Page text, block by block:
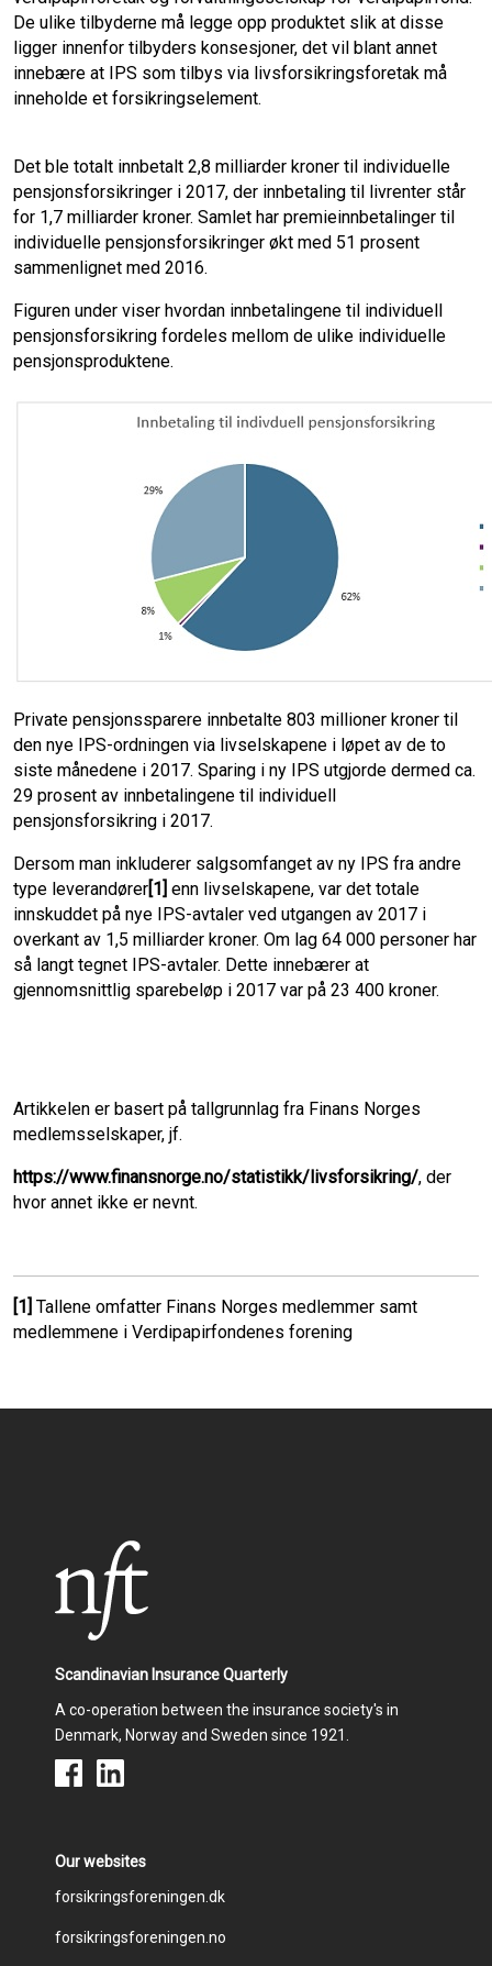
De ulike tilbyderne må legge opp produktet slik at disse
ligger innenfor tilbyders konsesjoner, det vil blant annet
innebære at IPS som tilbys via livsforsikringsforetak må
inneholde et forsikringselement.
Det ble totalt innbetalt 2,8 milliarder kroner til individuelle
pensjonsforsikringer i 2017, der innbetaling til livrenter står
for 1,7 milliarder kroner. Samlet har premieinnbetalinger til
individuelle pensjonsforsikringer økt med 51 prosent
sammenlignet med 2016.
Figuren under viser hvordan innbetalingene til individuell
pensjonsforsikring fordeles mellom de ulike individuelle
pensjonsproduktene.
Private pensjonssparere innbetalte 803 millioner kroner til
den nye IPS-ordningen via livselskapene i løpet av de to
siste månedene i 2017. Sparing i ny IPS utgjorde dermed ca.
29 prosent av innbetalingene til individuell
pensjonsforsikring i 2017.
Dersom man inkluderer salgsomfanget av ny IPS fra andre
type leverandører[1] enn livselskapene, var det totale
innskuddet på nye IPS-avtaler ved utgangen av 2017 i
overkant av 1,5 milliarder kroner. Om lag 64 000 personer har
så langt tegnet IPS-avtaler. Dette innebærer at
gjennomsnittlig sparebeløp i 2017 var på 23 400 kroner.
Artikkelen er basert på tallgrunnlag fra Finans Norges
medlemsselskaper, jf.
https://www.finansnorge.no/statistikk/livsforsikring/, der
hvor annet ikke er nevnt.
[1] Tallene omfatter Finans Norges medlemmer samt
medlemmene i Verdipapirfondenes forening
Scandinavian Insurance Quarterly
A co-operation between the insurance society's in
Denmark, Norway and Sweden since 1921.
Our websites
Footer
menu
forsikringsforeningen.dk
forsikringsforeningen.no